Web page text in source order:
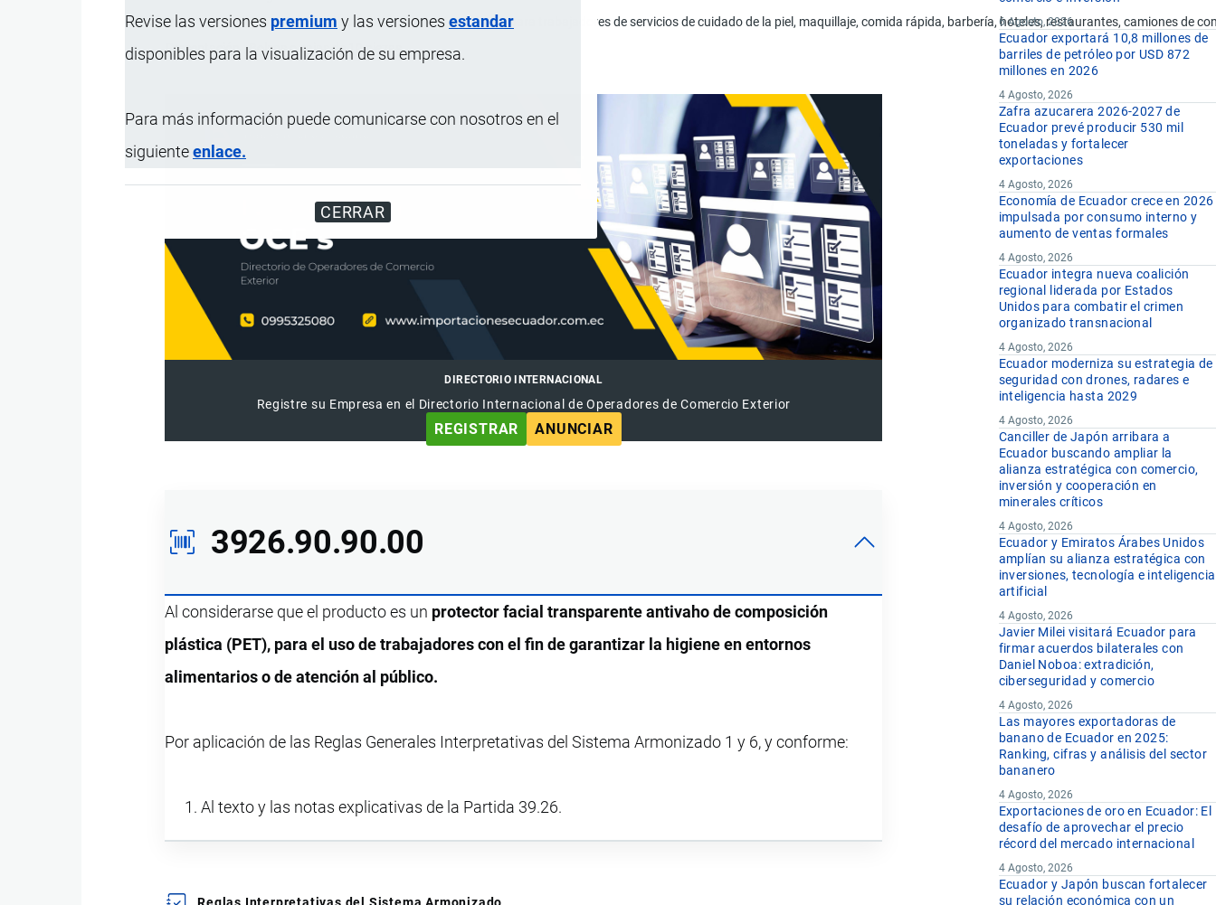
Revise las versiones premium y las versiones estandar
disponibles para la visualización de su empresa.
Para más información puede comunicarse con nosotros en el
siguienteenlace.
CERRAR
Uso
Protector facial abierto transparente antivaho para trabajadores de servicios de cuidado de la piel, maquillaje, comida rápida, barbería, hoteles, restaurantes, camiones de
Presentación
Bolsas o cajas de 10 piezas.
DIRECTORIO INTERNACIONAL
Registre su Empresa en el Directorio Internacional de Operadores de Comercio Exterior
REGISTRAR ANUNCIAR
3926.90.90.00
Al considerarse que el producto es un protector facial transparente antivaho de composición
plástica (PET), para el uso de trabajadores con el fin de garantizar la higiene en entornos
alimentarios o de atención al público.
Por aplicación de las Reglas Generales Interpretativas del Sistema Armonizado 1 y 6, y conforme:
Al texto y las notas explicativas de la Partida 39.26.
6 Agosto, 2026
Ecuador exportará 10,8 millones de
barriles de petróleo por USD 872
millones en 2026
4 Agosto, 2026
Zafra azucarera 2026-2027 de
Ecuador prevé producir 530 mil
toneladas y fortalecer
exportaciones
4 Agosto, 2026
Economía de Ecuador crece en 2026
impulsada por consumo interno y
aumento de ventas formales
4 Agosto, 2026
Ecuador integra nueva coalición
regional liderada por Estados
Unidos para combatir el crimen
organizado transnacional
4 Agosto, 2026
Ecuador moderniza su estrategia de
seguridad con drones, radares e
inteligencia hasta 2029
4 Agosto, 2026
Canciller de Japón arribara a
Ecuador buscando ampliar la
alianza estratégica con comercio,
inversión y cooperación en
minerales críticos
4 Agosto, 2026
Ecuador y Emiratos Árabes Unidos
amplían su alianza estratégica con
inversiones, tecnología e inteligencia
artificial
4 Agosto, 2026
Javier Milei visitará Ecuador para
firmar acuerdos bilaterales con
Daniel Noboa: extradición,
ciberseguridad y comercio
4 Agosto, 2026
Las mayores exportadoras de
banano de Ecuador en 2025:
Ranking, cifras y análisis del sector
bananero
4 Agosto, 2026
Exportaciones de oro en Ecuador: El
desafío de aprovechar el precio
récord del mercado internacional
4 Agosto, 2026
Ecuador y Japón buscan fortalecer
su relación económica con un